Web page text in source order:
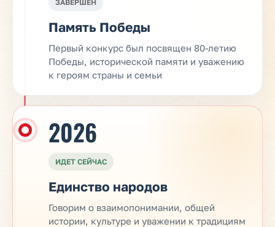
ЗАВЕРШЕН
Память Победы
Первый конкурс был посвящен 80-летию
Победы, исторической памяти и уважению
к героям страны и семьи
2026
ИДЕТ СЕЙЧАС
Единство народов
Говорим о взаимопонимании, общей
истории, культуре и уважении к традициям